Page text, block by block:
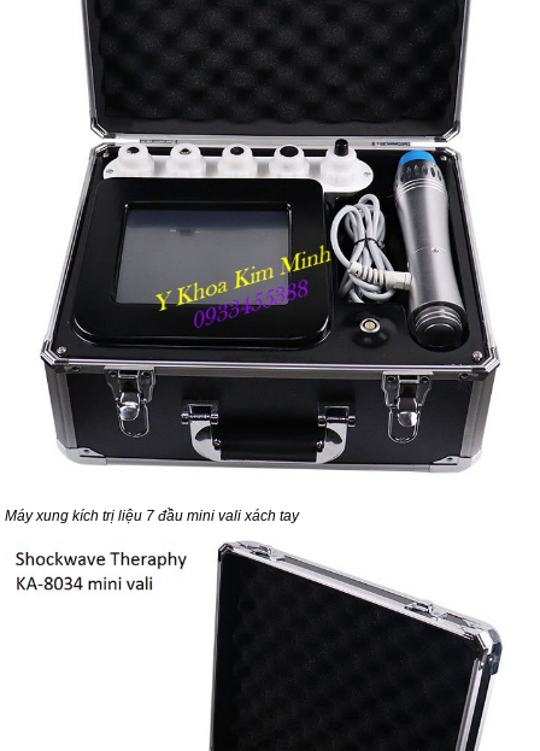
Máy xung kích trị liệu 7 đầu mini vali xách tay